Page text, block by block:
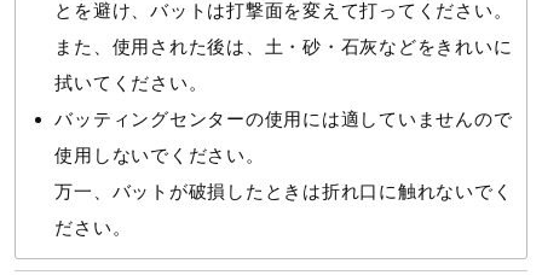
とを避け、バットは打撃面を変えて打ってください。
また、使用された後は、土・砂・石灰などをきれいに
拭いてください。
バッティングセンターの使用には適していませんので
使用しないでください。
万一、バットが破損したときは折れ口に触れないでく
ださい。